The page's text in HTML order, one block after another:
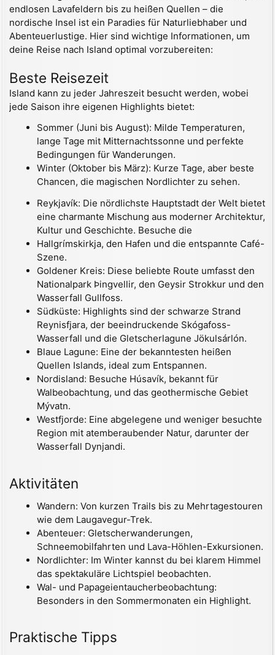
endlosen Lavafeldern bis zu heißen Quellen – die
nordische Insel ist ein Paradies für Naturliebhaber und
Abenteuerlustige. Hier sind wichtige Informationen, um
deine Reise nach Island optimal vorzubereiten:
Beste Reisezeit
Island kann zu jeder Jahreszeit besucht werden, wobei
jede Saison ihre eigenen Highlights bietet:
Sommer (Juni bis August): Milde Temperaturen,
lange Tage mit Mitternachtssonne und perfekte
Bedingungen für Wanderungen.
Winter (Oktober bis März): Kurze Tage, aber beste
Chancen, die magischen Nordlichter zu sehen.
Reykjavík: Die nördlichste Hauptstadt der Welt bietet
eine charmante Mischung aus moderner Architektur,
Kultur und Geschichte. Besuche die
Hallgrímskirkja, den Hafen und die entspannte Café-
Szene.
Goldener Kreis: Diese beliebte Route umfasst den
Nationalpark Þingvellir, den Geysir Strokkur und den
Wasserfall Gullfoss.
Südküste: Highlights sind der schwarze Strand
Reynisfjara, der beeindruckende Skógafoss-
Wasserfall und die Gletscherlagune Jökulsárlón.
Blaue Lagune: Eine der bekanntesten heißen
Quellen Islands, ideal zum Entspannen.
Nordisland: Besuche Húsavík, bekannt für
Walbeobachtung, und das geothermische Gebiet
Mývatn.
Westfjorde: Eine abgelegene und weniger besuchte
Region mit atemberaubender Natur, darunter der
Wasserfall Dynjandi.
Aktivitäten
Wandern: Von kurzen Trails bis zu Mehrtagestouren
wie dem Laugavegur-Trek.
Abenteuer: Gletscherwanderungen,
Schneemobilfahrten und Lava-Höhlen-Exkursionen.
Nordlichter: Im Winter kannst du bei klarem Himmel
das spektakuläre Lichtspiel beobachten.
Wal- und Papageientaucherbeobachtung:
Besonders in den Sommermonaten ein Highlight.
Praktische Tipps